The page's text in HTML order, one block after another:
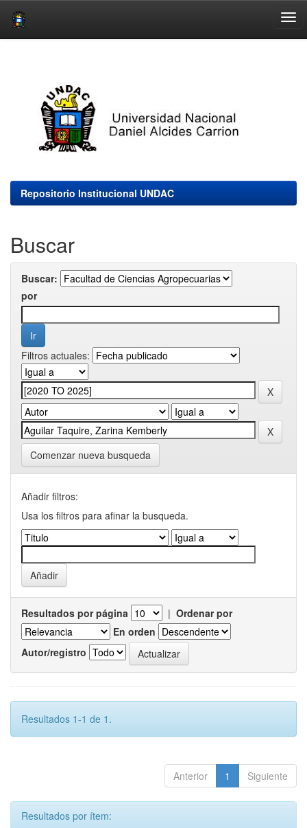
Repositorio Institucional UNDAC
Buscar
Buscar:
por
Filtros actuales:
Comenzar nueva busqueda
Añadir filtros:
Usa los filtros para afinar la busqueda.
Resultados por página | Ordenar por
En orden
Autor/registro
Resultados 1-1 de 1.
Anterior 1 Siguiente
Resultados por ítem: